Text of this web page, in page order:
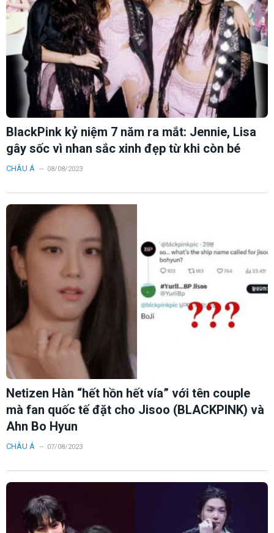
BlackPink kỷ niệm 7 năm ra mắt: Jennie, Lisa
gây sốc vì nhan sắc xinh đẹp từ khi còn bé
CHÂU Á 08/08/2023
Netizen Hàn “hết hồn hết vía” với tên couple
mà fan quốc tế đặt cho Jisoo (BLACKPINK) và
Ahn Bo Hyun
CHÂU Á 07/08/2023